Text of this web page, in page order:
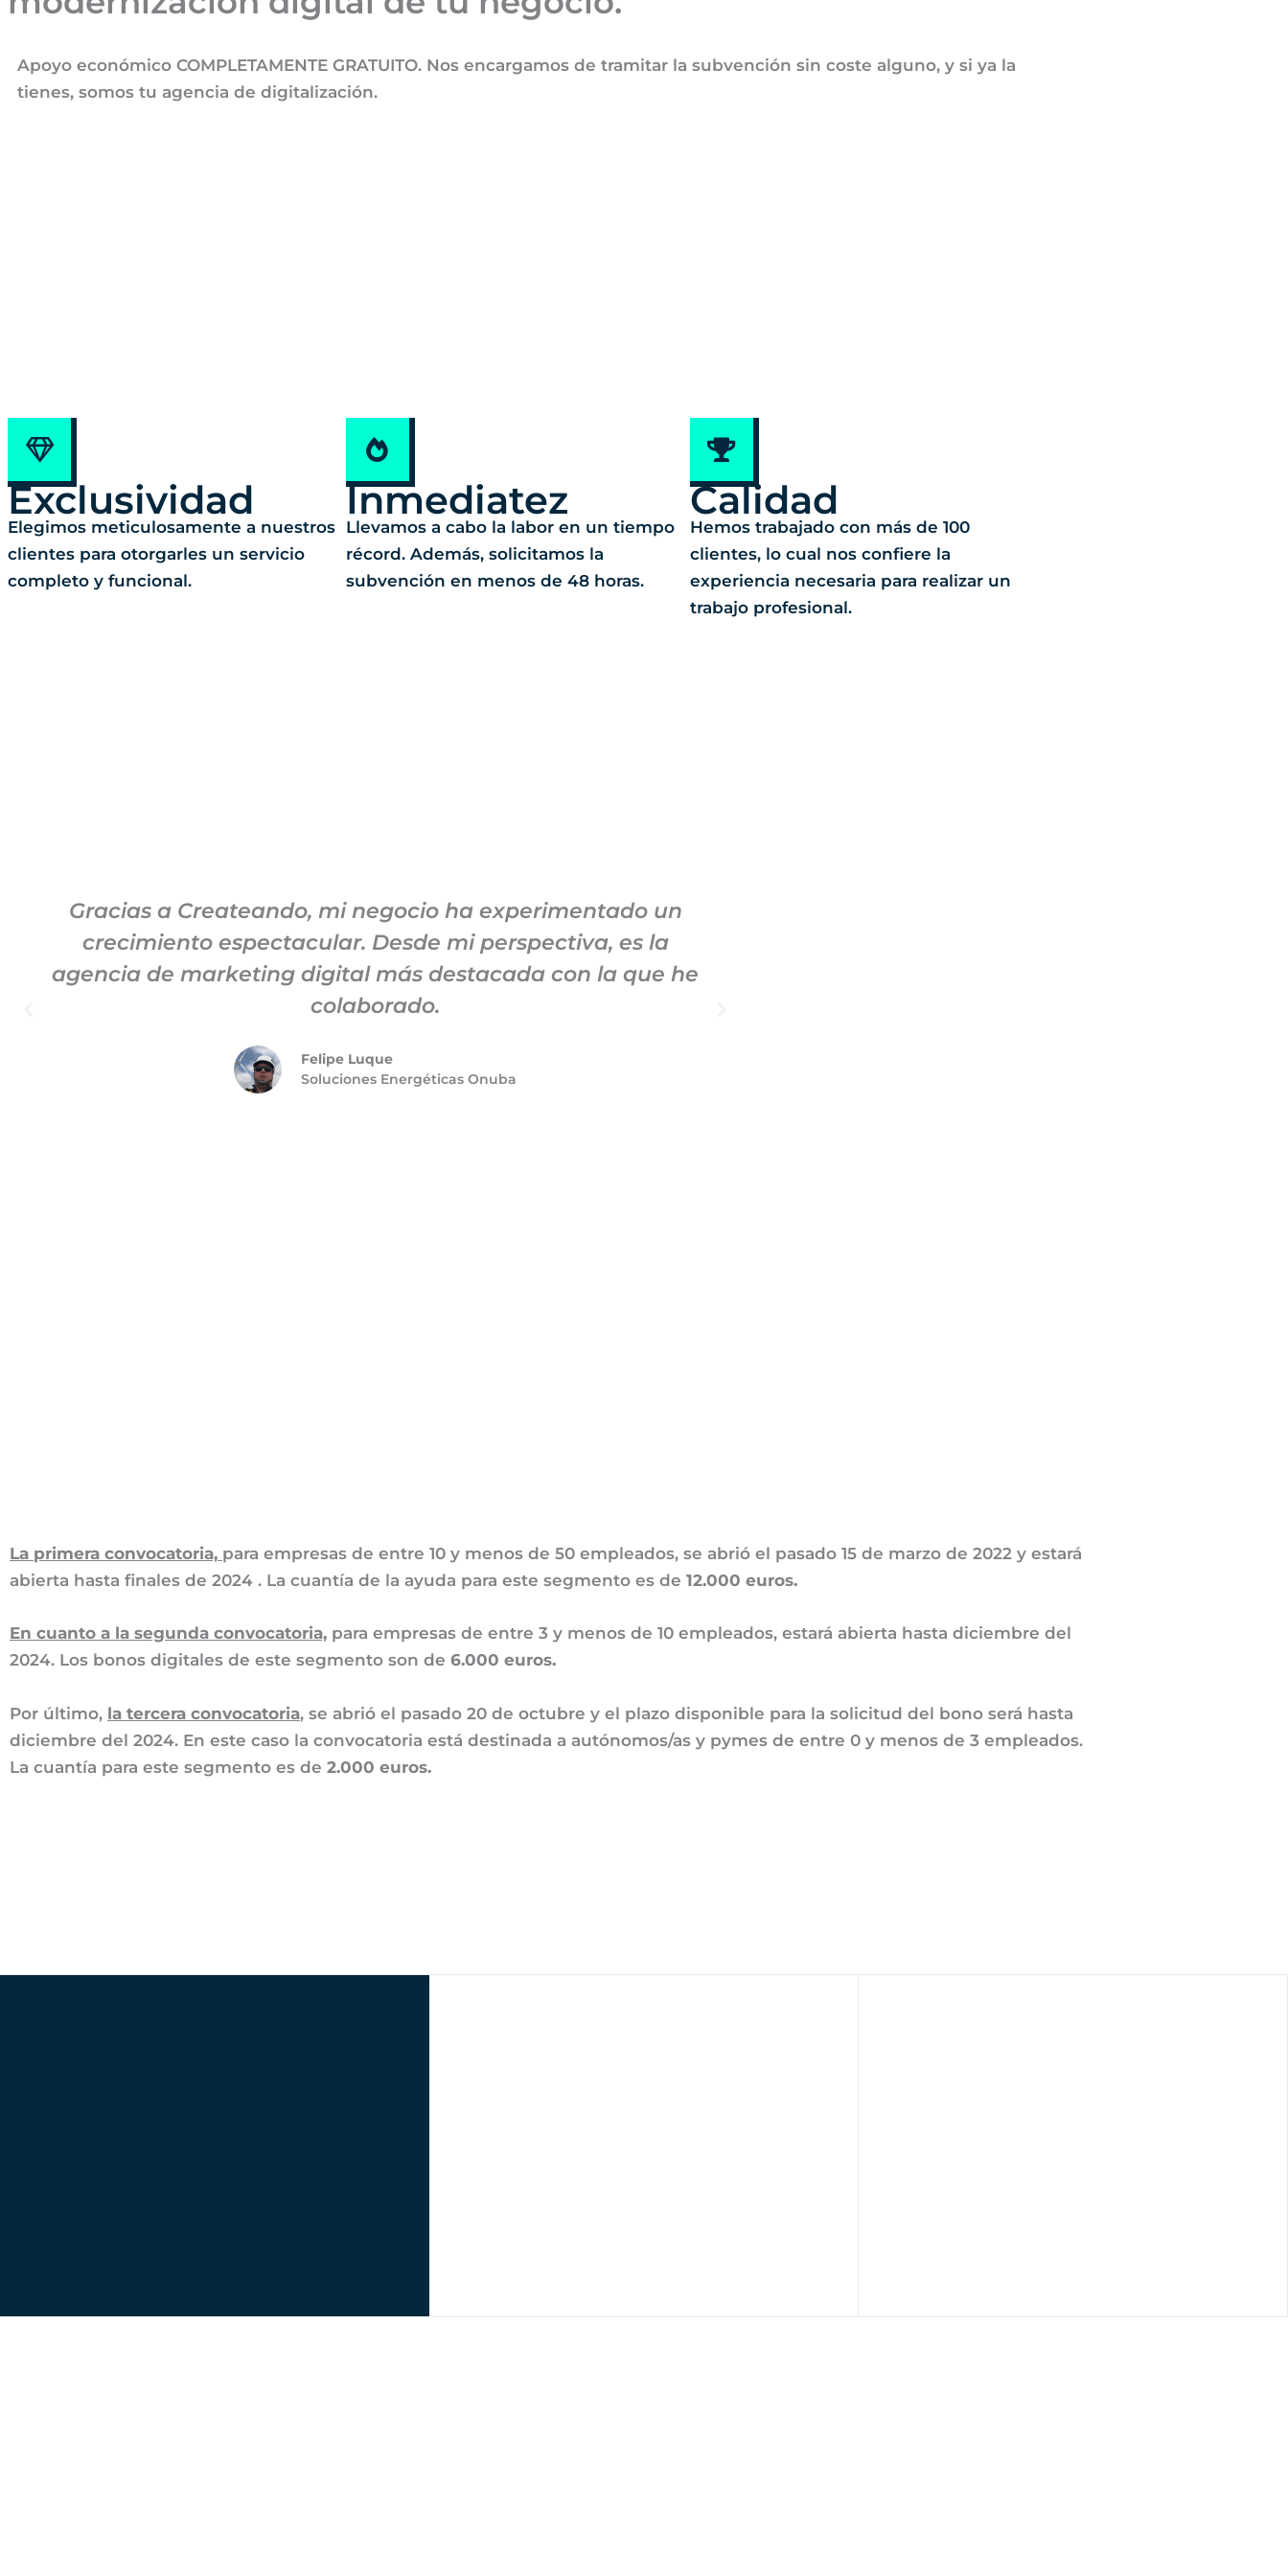
Apoyo económico COMPLETAMENTE GRATUITO. Nos encargamos de tramitar la subvención sin coste alguno, y si ya la
tienes, somos tu agencia de digitalización.
Exclusividad
Elegimos meticulosamente a nuestros
clientes para otorgarles un servicio
completo y funcional.
Inmediatez
Llevamos a cabo la labor en un tiempo
récord. Además, solicitamos la
subvención en menos de 48 horas.
Calidad
Hemos trabajado con más de 100
clientes, lo cual nos confiere la
experiencia necesaria para realizar un
trabajo profesional.
Gracias a Createando, mi negocio ha experimentado un
crecimiento espectacular. Desde mi perspectiva, es la
agencia de marketing digital más destacada con la que he
colaborado.
Felipe Luque
Soluciones Energéticas Onuba
La primera convocatoria, para empresas de entre 10 y menos de 50 empleados, se abrió el pasado 15 de marzo de 2022 y estará
abierta hasta finales de 2024 . La cuantía de la ayuda para este segmento es de 12.000 euros.
En cuanto a la segunda convocatoria, para empresas de entre 3 y menos de 10 empleados, estará abierta hasta diciembre del
2024. Los bonos digitales de este segmento son de 6.000 euros.
Por último, la tercera convocatoria, se abrió el pasado 20 de octubre y el plazo disponible para la solicitud del bono será hasta
diciembre del 2024. En este caso la convocatoria está destinada a autónomos/as y pymes de entre 0 y menos de 3 empleados.
La cuantía para este segmento es de 2.000 euros.